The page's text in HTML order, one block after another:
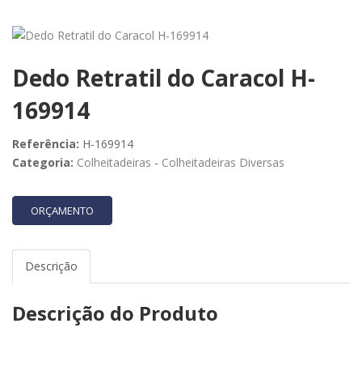
Dedo Retratil do Caracol H-
169914
Referência: H-169914
Categoria: Colheitadeiras - Colheitadeiras Diversas
ORÇAMENTO
Descrição
Descrição do Produto